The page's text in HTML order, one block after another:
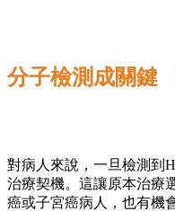
分子檢測成關鍵
對病人來說，一旦檢測到
治療契機。這讓原本治療
癌或子宮癌病人，也有機